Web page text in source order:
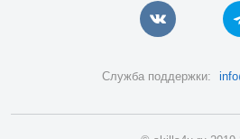
Служба поддержки: